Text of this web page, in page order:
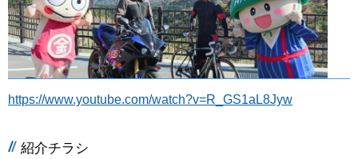
https://www.youtube.com/watch?v=R_GS1aL8Jyw
紹介チラシ